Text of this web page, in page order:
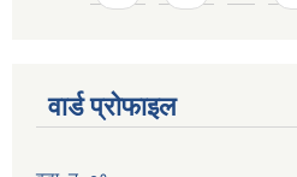
वार्ड प्राेफाइल